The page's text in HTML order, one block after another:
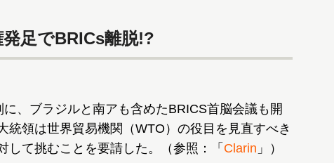
足でBRICs離脱!?
、ブラジルと南アも含めたBRICS首脳会議も開
統領は世界貿易機関（WTO）の役目を見直すべき
て挑むことを要請した。（参照：「 Clarin 」）